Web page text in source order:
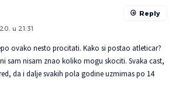
u 21:31
ovako nesto procitati. Kako si postao atleticar?
sam nisam znao koliko mogu skociti. Svaka cast,
da i dalje svakih pola godine uzmimas po 14
Reply